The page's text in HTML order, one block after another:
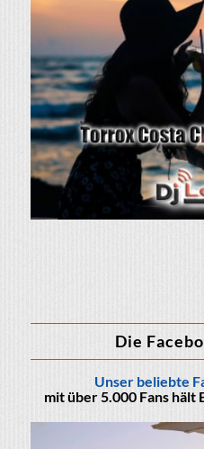
Die
Unser beliebte
mit über 5.000 Fans hält